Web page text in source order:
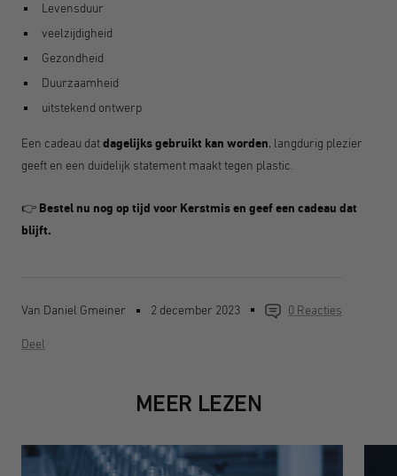
Van Daniel Gmeiner 2 december 2023 0 Reacties
Deel
Levensduur
veelzijdigheid
Gezondheid
Duurzaamheid
uitstekend ontwerp
Een cadeau datdagelijks gebruikt kan worden, langdurig plezier
geeft en een duidelijk statement maakt tegen plastic.
👉 Bestel nu nog op tijd voor Kerstmis en geef een cadeau dat
blijft.
MEER LEZEN